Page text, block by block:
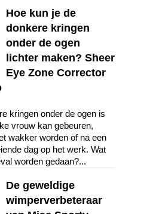
Hoe kun je de
donkere kringen
onder de ogen
lichter maken? Sheer
Eye Zone Corrector
kringen onder de ogen is
vrouw kan gebeuren,
wakker worden of na een
dag op het werk. Wat
worden gedaan?...
De geweldige
wimperverbeteraar